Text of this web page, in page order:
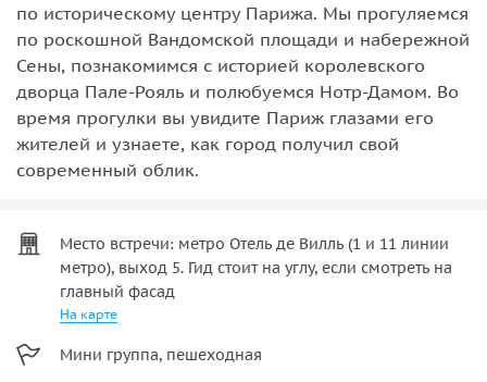
по историческому центру Парижа. Мы прогуляемся
по роскошной Вандомской площади и набережной
Сены, познакомимся с историей королевского
дворца Пале-Рояль и полюбуемся Нотр-Дамом. Во
время прогулки вы увидите Париж глазами его
жителей и узнаете, как город получил свой
современный облик.
Место встречи: метро Отель де Вилль (1 и 11 линии
метро), выход 5. Гид стоит на углу, если смотреть на
главный фасад
На карте
Мини группа, пешеходная